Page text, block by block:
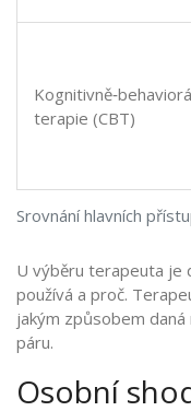
Srovnání hlavních
terapie (CBT)
U výběru terapeuta
používá a proč.
jakým způsobem
páru.
Osobní